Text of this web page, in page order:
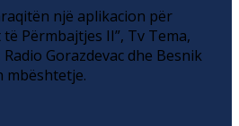
një aplikacion për
Përmbajtjes II”, Tv Tema,
Gorazdevac dhe Besnik
mbështetje.